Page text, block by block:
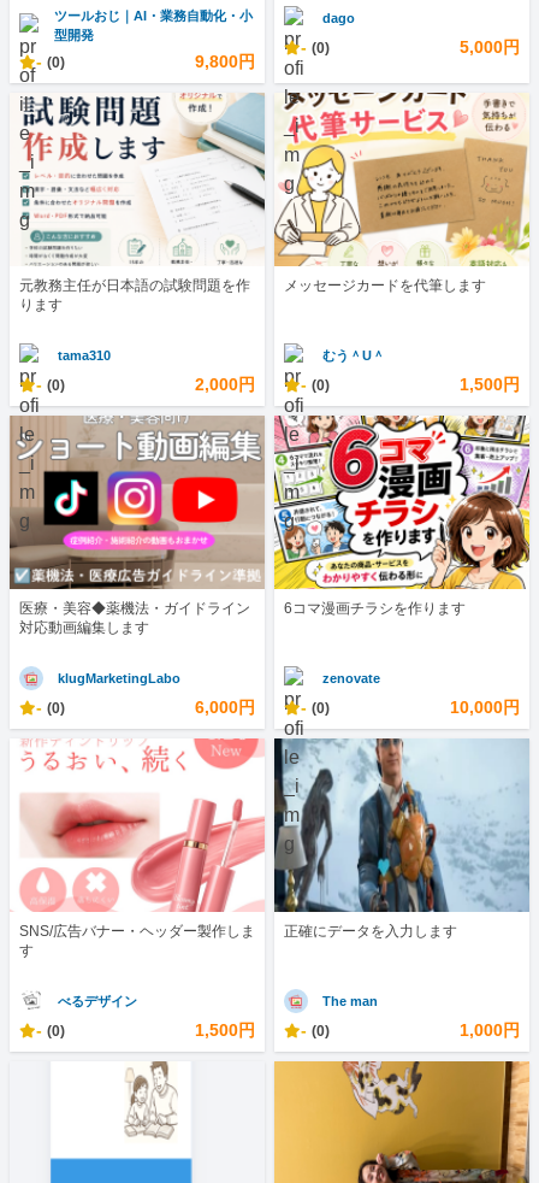
ツールおじ｜AI・業務自動化・小
型開発
- (0) 9,800円
dago
- (0) 5,000円
元教務主任が日本語の試験問題を作
ります
tama310
- (0) 2,000円
メッセージカードを代筆します
むう＾U＾
- (0) 1,500円
医療・美容◆薬機法・ガイドライン
対応動画編集します
klugMarketingLabo
- (0) 6,000円
6コマ漫画チラシを作ります
zenovate
- (0) 10,000円
SNS/広告バナー・ヘッダー製作しま
す
べるデザイン
- (0) 1,500円
正確にデータを入力します
The man
- (0) 1,000円